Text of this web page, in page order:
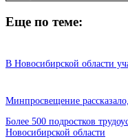
Еще по теме:
В Новосибирской области
Минпросвещение
Более 500 подростков
Новосибирской области